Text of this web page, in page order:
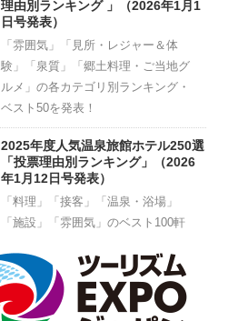
理由別ランキング 」（2026年1月1
日号発表）
「雰囲気」「見所・レジャー＆体
験」「泉質」「郷土料理・ご当地グ
ルメ」の各カテゴリ別ランキング・
ベスト50を発表！
2025年度人気温泉旅館ホテル250選
「投票理由別ランキング」（2026
年1月12日号発表）
「料理」「接客」「温泉・浴場」
「施設」「雰囲気」のベスト100軒